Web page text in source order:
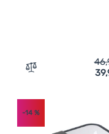
Zum Vergleich
-14 %